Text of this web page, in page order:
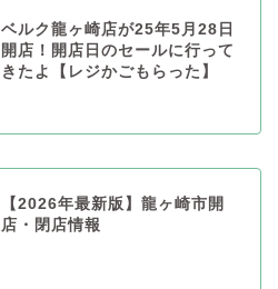
ベルク龍ヶ崎店が25年5月28日
開店！開店日のセールに行って
きたよ【レジかごもらった】
【2026年最新版】龍ヶ崎市開
店・閉店情報